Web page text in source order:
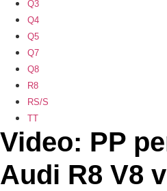
Q3
Q4
Q5
Q7
Q8
R8
RS/S
TT
Video: PP
Audi R8 V8